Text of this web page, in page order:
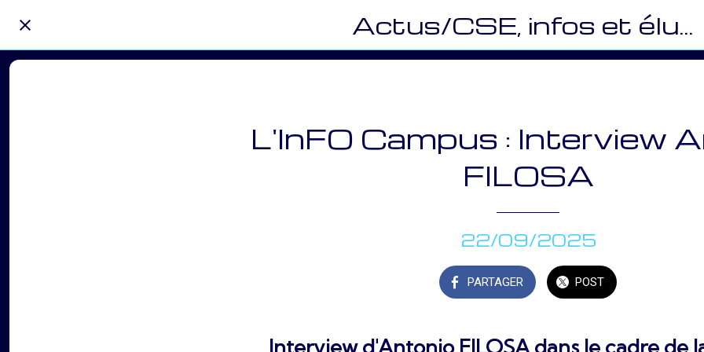
Actus/CSE, infos et élus (CEMR)
L'InFO Campus : Interview
FILOSA
22/09/2025
PARTAGER POST
Interview d'Antonio FILOSA dans le cadre de